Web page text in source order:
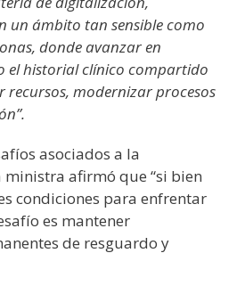
un ámbito tan sensible como
donde avanzar en
el historial clínico compartido
modernizar procesos
asociados a la
afirmó que “si bien
condiciones para enfrentar
es mantener
de resguardo y